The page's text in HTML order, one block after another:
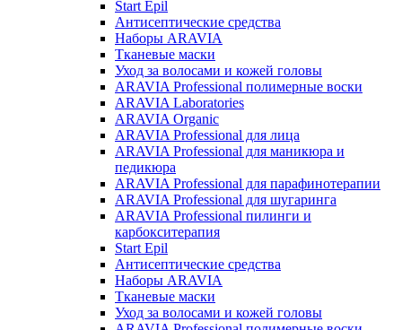
Start Epil
Антисептические средства
Наборы ARAVIA
Тканевые маски
Уход за волосами и кожей головы
ARAVIA Professional полимерные воски
ARAVIA Laboratories
ARAVIA Organic
ARAVIA Professional для лица
ARAVIA Professional для маникюра и
педикюра
ARAVIA Professional для парафинотерапии
ARAVIA Professional для шугаринга
ARAVIA Professional пилинги и
карбокситерапия
Start Epil
Антисептические средства
Наборы ARAVIA
Тканевые маски
Уход за волосами и кожей головы